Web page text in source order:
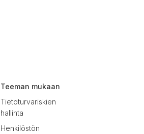
Teeman mukaan
Tietoturvariskien
hallinta
Henkilöstön